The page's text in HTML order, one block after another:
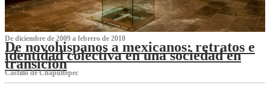
De diciembre de 2009 a febrero de 2010
De novohispanos a mexicanos: retratos e
identidad colectiva en una sociedad en
transición
Castillo de Chapultepec